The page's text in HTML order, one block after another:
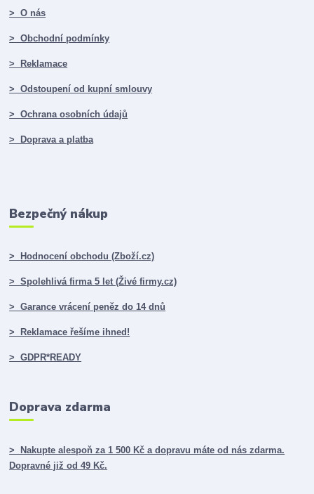
> O nás
> Obchodní podmínky
> Reklamace
> Odstoupení od kupní smlouvy
> Ochrana osobních údajů
> Doprava a platba
Bezpečný nákup
> Hodnocení obchodu (Zboží.cz)
> Spolehlivá firma 5 let (Živé firmy.cz)
> Garance vrácení peněz do 14 dnů
> Reklamace řešíme ihned!
> GDPR*READY
Doprava zdarma
> Nakupte alespoň za 1 500 Kč a dopravu máte od nás zdarma.
Dopravné již od 49 Kč.